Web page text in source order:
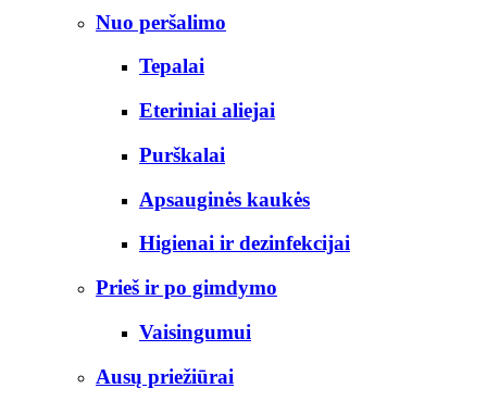
Nuo peršalimo
Tepalai
Eteriniai aliejai
Purškalai
Apsauginės kaukės
Higienai ir dezinfekcijai
Prieš ir po gimdymo
Vaisingumui
Ausų priežiūrai